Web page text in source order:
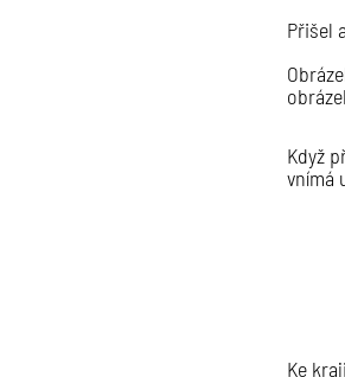
Přišel
Když
vnímá
Ke